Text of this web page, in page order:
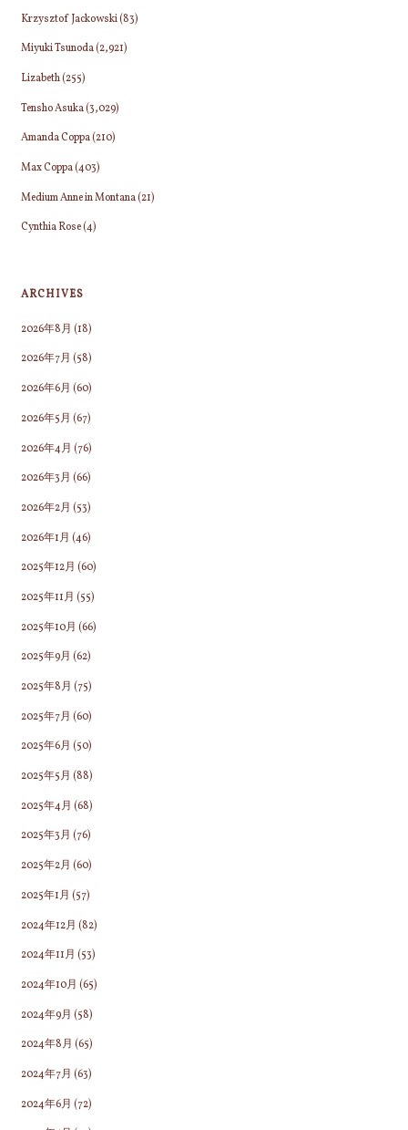
Krzysztof Jackowski(83)
Miyuki Tsunoda(2,921)
Lizabeth(255)
Tensho Asuka(3,029)
Amanda Coppa(210)
Max Coppa(403)
Medium Anne in Montana(21)
Cynthia Rose(4)
ARCHIVES
2026年8月 (18)
2026年7月 (58)
2026年6月 (60)
2026年5月 (67)
2026年4月 (76)
2026年3月 (66)
2026年2月 (53)
2026年1月 (46)
2025年12月 (60)
2025年11月 (55)
2025年10月 (66)
2025年9月 (62)
2025年8月 (75)
2025年7月 (60)
2025年6月 (50)
2025年5月 (88)
2025年4月 (68)
2025年3月 (76)
2025年2月 (60)
2025年1月 (57)
2024年12月 (82)
2024年11月 (53)
2024年10月 (65)
2024年9月 (58)
2024年8月 (65)
2024年7月 (63)
2024年6月 (72)